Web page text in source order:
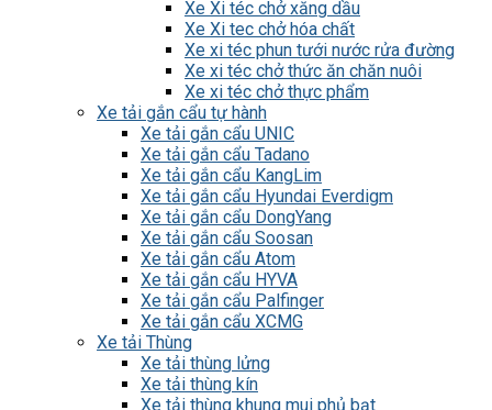
Xe Xi téc chở xăng dầu
Xe Xi tec chở hóa chất
Xe xi téc phun tưới nước rửa đường
Xe xi téc chở thức ăn chăn nuôi
Xe xi téc chở thực phẩm
Xe tải gắn cẩu tự hành
Xe tải gắn cẩu UNIC
Xe tải gắn cẩu Tadano
Xe tải gắn cẩu KangLim
Xe tải gắn cẩu Hyundai Everdigm
Xe tải gắn cẩu DongYang
Xe tải gắn cẩu Soosan
Xe tải gắn cẩu Atom
Xe tải gắn cẩu HYVA
Xe tải gắn cẩu Palfinger
Xe tải gắn cẩu XCMG
Xe tải Thùng
Xe tải thùng lửng
Xe tải thùng kín
Xe tải thùng khung mui phủ bạt